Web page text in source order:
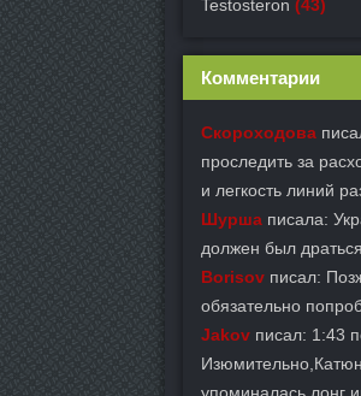
Testosteron (43)
Комментарии
Скороходова
проследить за
и легкость линий
Шурша писала:
должен был драться.
Borisov писал:
обязательно
Jakov писал: 1:43